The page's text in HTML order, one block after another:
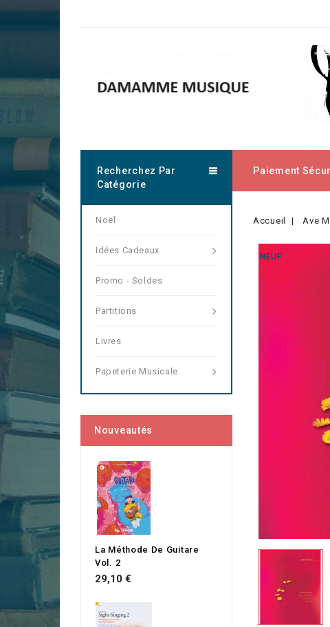
Paiement
Recherchez Par
Catégorie
Noël
Idées Cadeaux
Promo - Soldes
Partitions
Livres
Papeterie Musicale
Nouveautés
La Méthode De Guitare
Vol. 2
Prix
29,10 €
Accueil Ave
NEUF